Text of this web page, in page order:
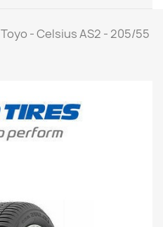
Toyo - Celsius AS2 - 205/55